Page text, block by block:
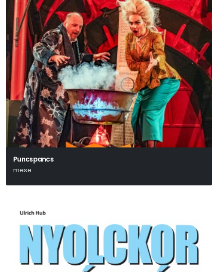
Puncspancs
mese